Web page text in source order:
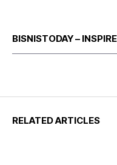
BISNISTODAY –
RELATED ARTICLES